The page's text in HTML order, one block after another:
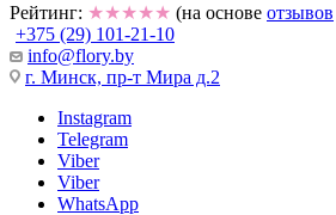
Рейтинг: ★★★★★ (на основе отзывов
+375 (29) 101-21-10
info@flory.by
г. Минск, пр-т Мира д.2
Instagram
Telegram
Viber
Viber
WhatsApp